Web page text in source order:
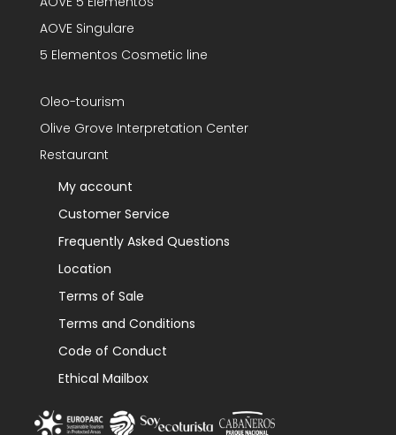
AOVE Singulare
5 Elementos Cosmetic line
Oleo-tourism
Olive Grove Interpretation Center
Restaurant
My account
Customer Service
Frequently Asked Questions
Location
Terms of Sale
Terms and Conditions
Code of Conduct
Ethical Mailbox